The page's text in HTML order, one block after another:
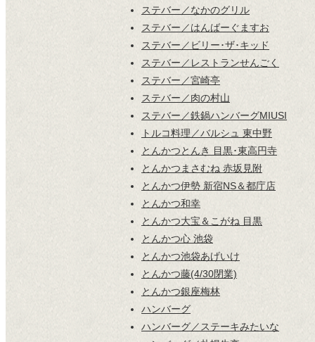
ステバー／なかのグリル
ステバー／はんばーぐますお
ステバー／ビリー･ザ･キッド
ステバー／レストランせんごく
ステバー／宮崎亭
ステバー／肉の村山
ステバー／鉄鍋ハンバーグMIUSI
トルコ料理／バルシュ 東中野
とんかつとんき 目黒･東高円寺
とんかつまさむね 赤坂見附
とんかつ伊勢 新宿NS＆都庁店
とんかつ和幸
とんかつ大宝＆こがね 目黒
とんかつ心 池袋
とんかつ池袋あげいけ
とんかつ藤(4/30閉業)
とんかつ銀座梅林
ハンバーグ
ハンバーグ／ステーキみたいな